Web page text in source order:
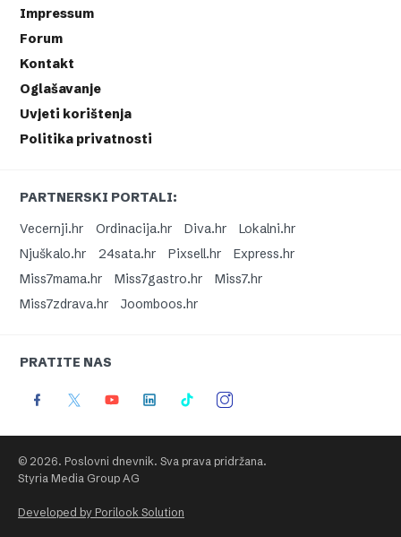
Impressum
Forum
Kontakt
Oglašavanje
Uvjeti korištenja
Politika privatnosti
PARTNERSKI PORTALI:
Vecernji.hr
Ordinacija.hr Diva.hr
Lokalni.hr
Njuškalo.hr
24sata.hr Pixsell.hr
Express.hr
Miss7mama.hr
Miss7gastro.hr
Miss7.hr
Miss7zdrava.hr
Joomboos.hr
PRATITE NAS
© 2026. Poslovni dnevnik. Sva prava pridržana.
Styria Media Group AG
Developed by Porilook Solution